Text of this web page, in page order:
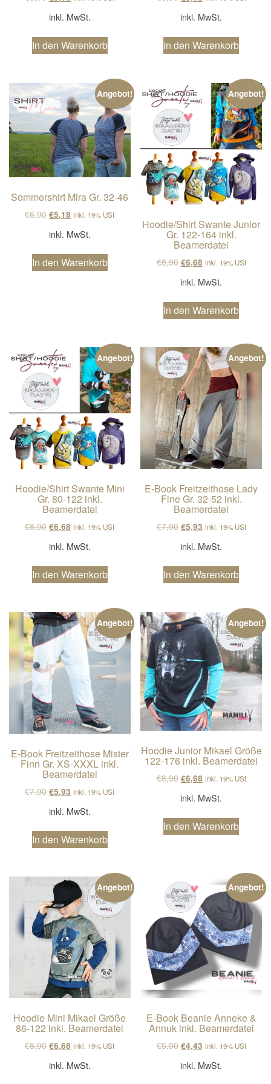
inkl. MwSt.
In den Warenkorb
inkl. MwSt.
In den Warenkorb
Angebot!
Sommershirt Mira Gr. 32-46
€6,90Ursprünglicher Preis war: €6,90
€5,18 Aktueller Preis ist: €5,18.
inkl. 19% USt
inkl. MwSt.
In den Warenkorb
Angebot!
Hoodie/Shirt Swante Junior
Gr. 122-164 inkl.
Beamerdatei
€8,90 Ursprünglicher Preis
€6,68Aktueller Preis
inkl. 19% USt
inkl. MwSt.
In den Warenkorb
Angebot!
Hoodie/Shirt Swante Mini
Gr. 80-122 inkl.
Beamerdatei
€8,90Ursprünglicher Preis war: €8,90
€6,68 Aktueller Preis ist: €6,68.
inkl. 19% USt
inkl. MwSt.
In den Warenkorb
Angebot!
E-Book Freitzeithose Lady
Fine Gr. 32-52 inkl.
Beamerdatei
€7,90 Ursprünglicher Preis
€5,93Aktueller Preis
inkl. 19% USt
inkl. MwSt.
In den Warenkorb
Angebot!
E-Book Freitzeithose Mister
Finn Gr. XS-XXXL inkl.
Beamerdatei
€7,90Ursprünglicher Preis war: €7,90
€5,93 Aktueller Preis ist: €5,93.
inkl. 19% USt
inkl. MwSt.
In den Warenkorb
Angebot!
Hoodie Junior Mikael Größe
122-176 inkl. Beamerdatei
€8,90 Ursprünglicher Preis
€6,68Aktueller Preis
inkl. 19% USt
inkl. MwSt.
In den Warenkorb
Angebot!
Hoodie Mini Mikael Größe
86-122 inkl. Beamerdatei
€8,90Ursprünglicher Preis war: €8,90
€6,68 Aktueller Preis ist: €6,68.
inkl. 19% USt
inkl. MwSt.
Angebot!
E-Book Beanie Anneke &
Annuk inkl. Beamerdatei
€5,90 Ursprünglicher Preis
€4,43Aktueller Preis
inkl. 19% USt
inkl. MwSt.